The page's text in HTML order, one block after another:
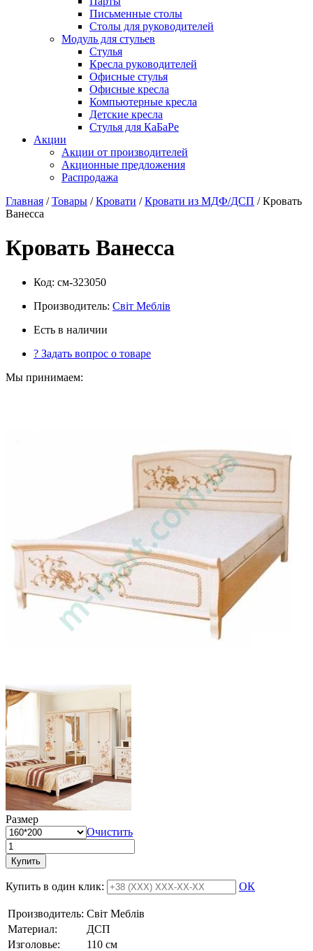
Письменные столы
Столы для руководителей
Модуль для стульев
Стулья
Кресла руководителей
Офисные стулья
Офисные кресла
Компьютерные кресла
Детские кресла
Стулья для КаБаРе
Акции
Акции от производителей
Акционные предложения
Распродажа
Главная /Товары /Кровати /Кровати из МДФ/ДСП / Кровать
Ванесса
Кровать Ванесса
Код: см-323050
Производитель: Свiт Меблiв
Есть в наличии
? Задать вопрос о товаре
Мы принимаем:
Размер
Очистить
Купить
Купить в один клик: ОК
Производитель: Свiт Меблiв
Материал:
ДСП
Изголовье:
110 см